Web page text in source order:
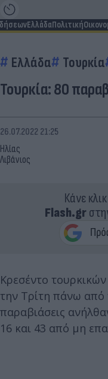
ΕλλάδαΠολιτική
Ελλάδα Τουρκία
Τουρκία: 80
Ηλίας
Λιβάνιος
26.07.2022 21:25
Κάνε
Flash.gr
Κρεσέντο
την Τρίτη πάνω από
παραβιάσεις
16 και 43 από μη